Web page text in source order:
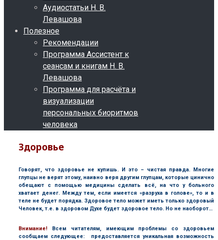
Аудиостатьи Н. В.
Левашова
Полезное
Рекомендации
Программа Ассистент к
сеансам и книгам Н. В.
Левашова
Программа для расчёта и
визуализации
персональных биоритмов
человека
Здоровье
Говорят, что здоровье не купишь. И это – чистая правда. Многие
глупцы не верят этому, наивно веря другим глупцам, которые цинично
обещают с помощью медицины сделать всё, на что у больного
хватает денег. Между тем, если имеется «разруха в голове», то и в
теле не будет порядка. Здоровое тело может иметь только здоровый
Человек, т.е. в здоровом Духе будет здоровое тело. Но не наоборот…
Внимание! Всем читателям, имеющим проблемы со здоровьем
сообщаем следующее: предоставляется уникальная возможность